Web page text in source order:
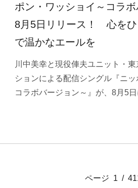
ポン・ワッショイ～コラボ
8月5日リリース！ 心をひ
で温かなエールを
川中美幸と現役俥夫ユニット・
ションによる配信シングル『ニ
コラボバージョン～』が、8月5
ページ 1 /